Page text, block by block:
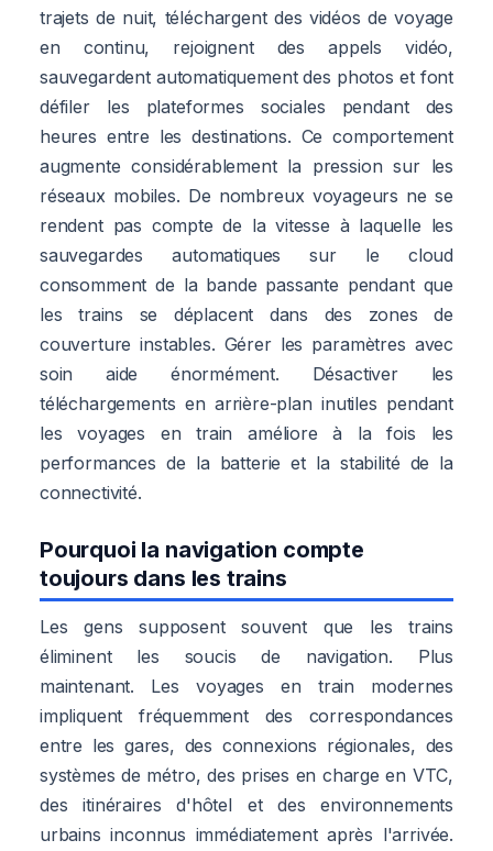
trajets de nuit, téléchargent des vidéos de voyage
en continu, rejoignent des appels vidéo,
sauvegardent automatiquement des photos et font
défiler les plateformes sociales pendant des
heures entre les destinations. Ce comportement
augmente considérablement la pression sur les
réseaux mobiles. De nombreux voyageurs ne se
rendent pas compte de la vitesse à laquelle les
sauvegardes automatiques sur le cloud
consomment de la bande passante pendant que
les trains se déplacent dans des zones de
couverture instables. Gérer les paramètres avec
soin aide énormément. Désactiver les
téléchargements en arrière-plan inutiles pendant
les voyages en train améliore à la fois les
performances de la batterie et la stabilité de la
connectivité.
Pourquoi la navigation compte
toujours dans les trains
Les gens supposent souvent que les trains
éliminent les soucis de navigation. Plus
maintenant. Les voyages en train modernes
impliquent fréquemment des correspondances
entre les gares, des connexions régionales, des
systèmes de métro, des prises en charge en VTC,
des itinéraires d'hôtel et des environnements
urbains inconnus immédiatement après l'arrivée.